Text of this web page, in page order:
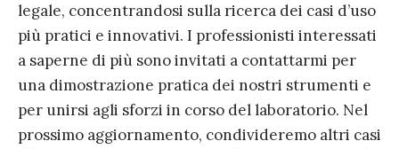
legale, concentrandosi sulla ricerca dei casi d’uso
più pratici e innovativi. I professionisti interessati
a saperne di più sono invitati a contattarmi per
una dimostrazione pratica dei nostri strumenti e
per unirsi agli sforzi in corso del laboratorio. Nel
prossimo aggiornamento, condivideremo altri casi